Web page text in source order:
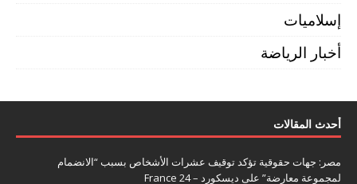
إسلاميات
أخبار الرياضة
أحدث المقالات
مصر: جهات حقوقية تؤكد توقيف عشرات الأشخاص بسبب “الانضمام
لمجموعة معارضة” على ديسكورد – France 24